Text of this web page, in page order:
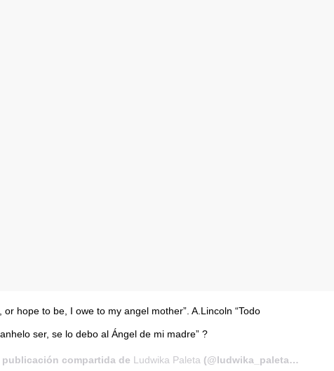
or hope to be, I owe to my angel mother”. A.Lincoln “Todo
ser, se lo debo al Ángel de mi madre” ?
publicación compartida de Ludwika Paleta (@ludwika_paleta) el